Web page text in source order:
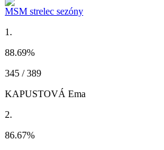
MSM strelec sezóny
1.
88.69%
345 / 389
KAPUSTOVÁ Ema
2.
86.67%